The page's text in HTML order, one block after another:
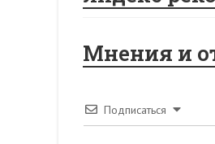
Мнения и
Подписаться